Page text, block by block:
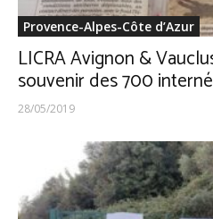
Provence-Alpes-Côte d’Azur
LICRA Avignon &
souvenir des 700
28/05/2019